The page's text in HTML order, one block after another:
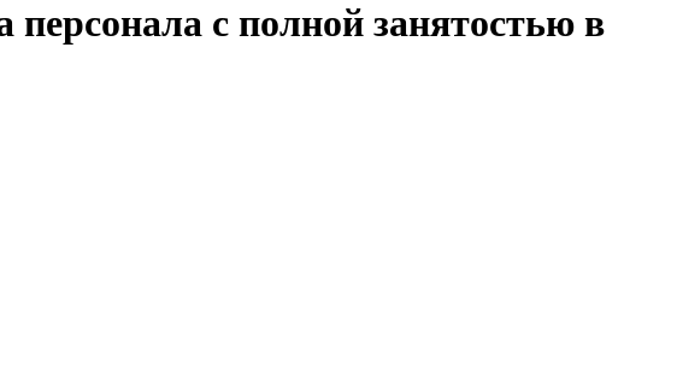
персонала с полной занятостью в